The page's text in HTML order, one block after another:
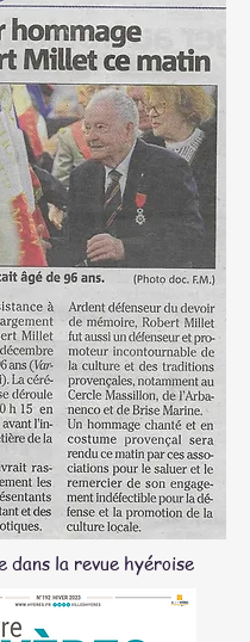
dans la revue hyéroise